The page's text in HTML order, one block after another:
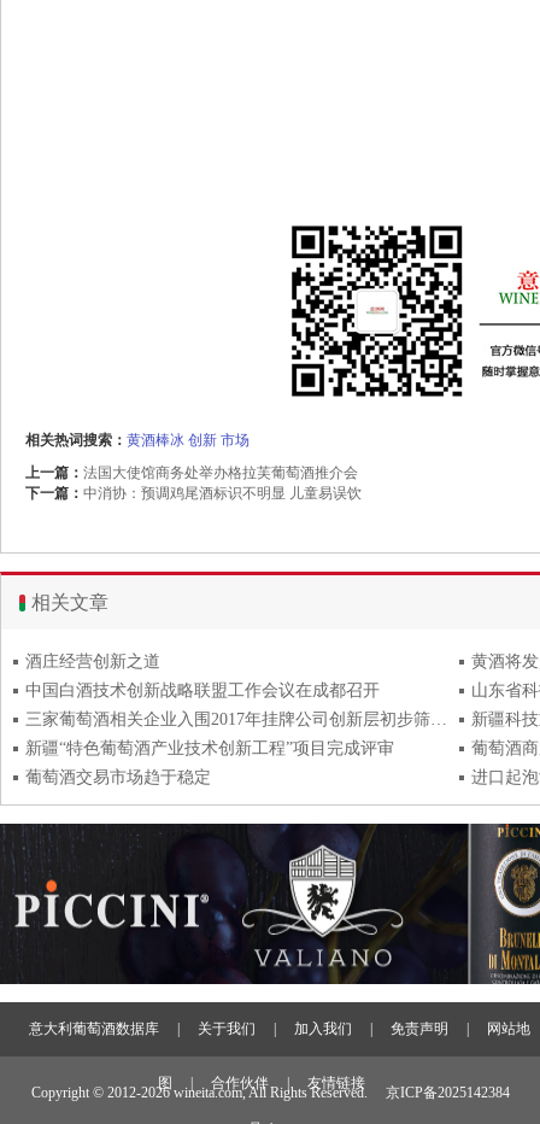
相关热词搜索： 黄酒棒冰 创新 市场
上一篇： 法国大使馆商务处举办格拉芙葡萄酒推介会
下一篇： 中消协：预调鸡尾酒标识不明显 儿童易误饮
相关文章
酒庄经营创新之道
黄酒将
中国白酒技术创新战略联盟工作会议在成都召开
三家葡萄酒相关企业入围2017年挂牌公司创新层初步筛选名单
新疆“特色葡萄酒产业技术创新工程”项目完成评审
葡萄酒
葡萄酒交易市场趋于稳定
进口起
意大利葡萄酒数据库 关于我们 加入我们 免责声明 网站地
图 合作伙伴 友情链接
Copyright © 2012-2026 wineita.com, All Rights Reserved. 京ICP备2025142384